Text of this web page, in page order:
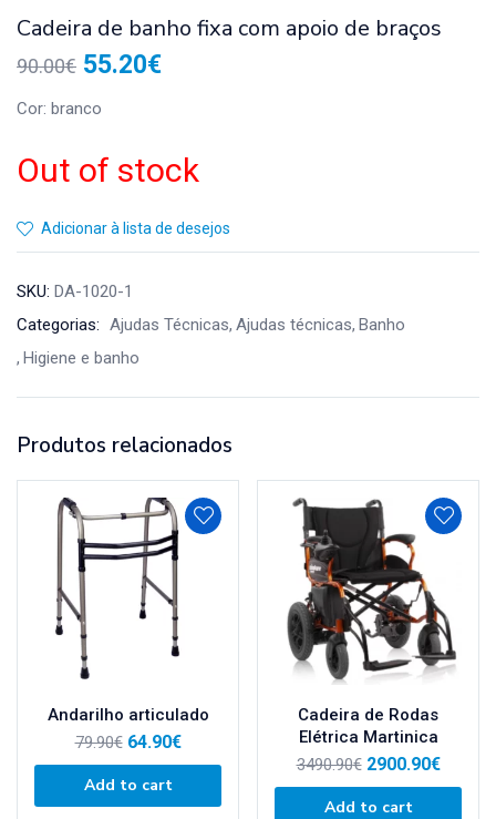
Cadeira de banho fixa com apoio de braços
90.00€ 55.20€
Cor: branco
Out of stock
Adicionar à lista de desejos
SKU: DA-1020-1
Categorias: Ajudas Técnicas Ajudas técnicas Banho
Higiene e banho
Produtos relacionados
Andarilho articulado
79.90€ 64.90€
Add to cart
Cadeira de Rodas
Elétrica Martinica
3490.90€ 2900.90€
Add to cart